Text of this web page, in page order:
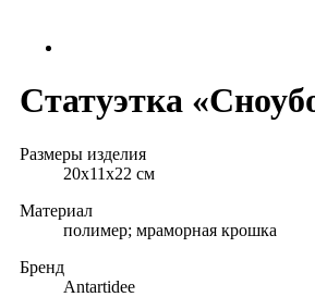
Статуэтка
Размеры изделия
20х11x22 см
Материал
полимер; мраморная крошка
Бренд
Antartidee